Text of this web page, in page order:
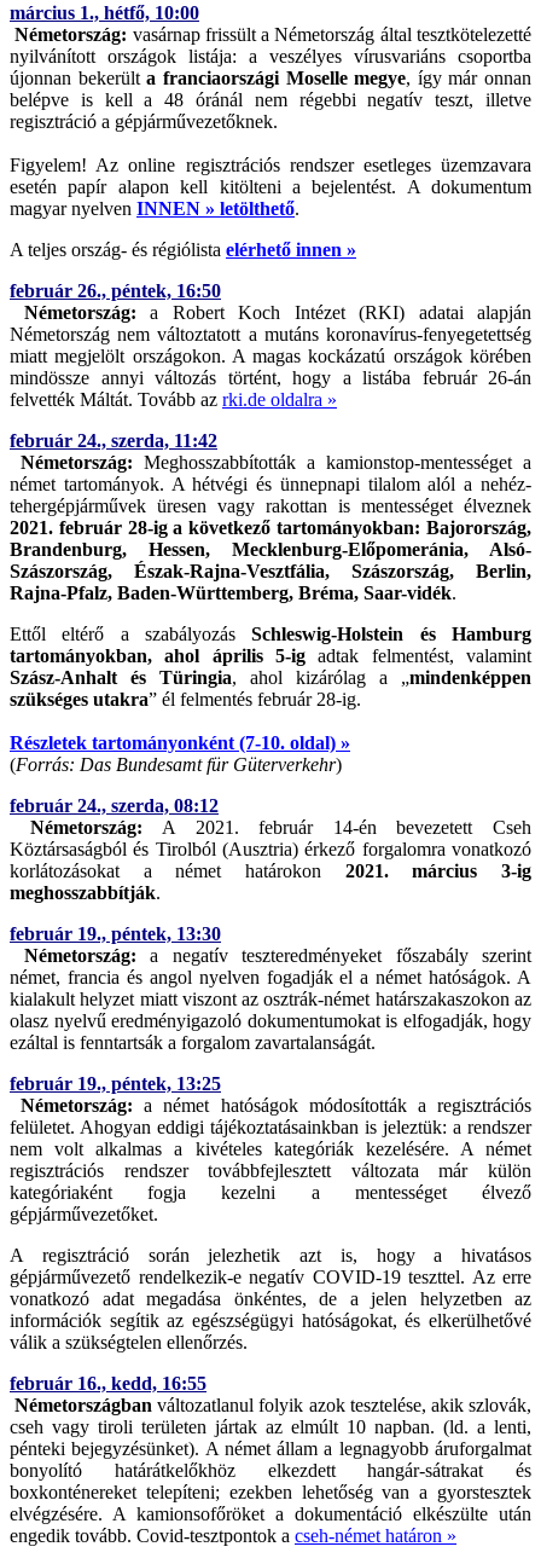
március 1., hétfő, 10:00
Németország: vasárnap frissült a Németország által tesztkötelezetté
nyilvánított országok listája: a veszélyes vírusvariáns csoportba
újonnan bekerülta franciaországi Moselle megye, így már onnan
belépve is kell a 48 óránál nem régebbi negatív teszt, illetve
regisztráció a gépjárművezetőknek.
Figyelem! Az online regisztrációs rendszer esetleges üzemzavara
esetén papír alapon kell kitölteni a bejelentést. A dokumentum
magyar nyelven INNEN » letölthető.
A teljes ország- és régiólista elérhető innen »
február 26., péntek, 16:50
Németország: a Robert Koch Intézet (RKI) adatai alapján
Németország nem változtatott a mutáns koronavírus-fenyegetettség
miatt megjelölt országokon. A magas kockázatú országok körében
mindössze annyi változás történt, hogy a listába február 26-án
felvették Máltát. Tovább az rki.de oldalra »
február 24., szerda, 11:42
Németország: Meghosszabbították a kamionstop-mentességet a
német tartományok. A hétvégi és ünnepnapi tilalom alól a nehéz-
tehergépjárművek üresen vagy rakottan is mentességet élveznek
2021. február 28-ig a következő tartományokban: Bajorország,
Brandenburg, Hessen, Mecklenburg-Előpomeránia, Alsó-
Szászország, Észak-Rajna-Vesztfália, Szászország, Berlin,
Rajna-Pfalz, Baden-Württemberg, Bréma, Saar-vidék.
Ettől eltérő a szabályozásSchleswig-Holstein és Hamburg
tartományokban, ahol április 5-ig adtak felmentést, valamint
Szász-Anhalt és Türingia, ahol kizárólag a „mindenképpen
szükséges utakra” él felmentés február 28-ig.
Részletek tartományonként (7-10. oldal) »
(Forrás: Das Bundesamt für Güterverkehr)
február 24., szerda, 08:12
Németország: A 2021. február 14-én bevezetett Cseh
Köztársaságból és Tirolból (Ausztria) érkező forgalomra vonatkozó
korlátozásokat a német határokon 2021. március 3-ig
meghosszabbítják.
február 19., péntek, 13:30
Németország: a negatív teszteredményeket főszabály szerint
német, francia és angol nyelven fogadják el a német hatóságok. A
kialakult helyzet miatt viszont az osztrák-német határszakaszokon az
olasz nyelvű eredményigazoló dokumentumokat is elfogadják, hogy
ezáltal is fenntartsák a forgalom zavartalanságát.
február 19., péntek, 13:25
Németország: a német hatóságok módosították a regisztrációs
felületet. Ahogyan eddigi tájékoztatásainkban is jeleztük: a rendszer
nem volt alkalmas a kivételes kategóriák kezelésére. A német
regisztrációs rendszer továbbfejlesztett változata már külön
kategóriaként fogja kezelni a mentességet élvező
gépjárművezetőket.
A regisztráció során jelezhetik azt is, hogy a hivatásos
gépjárművezető rendelkezik-e negatív COVID-19 teszttel. Az erre
vonatkozó adat megadása önkéntes, de a jelen helyzetben az
információk segítik az egészségügyi hatóságokat, és elkerülhetővé
válik a szükségtelen ellenőrzés.
február 16., kedd, 16:55
Németországban változatlanul folyik azok tesztelése, akik szlovák,
cseh vagy tiroli területen jártak az elmúlt 10 napban. (ld. a lenti,
pénteki bejegyzésünket). A német állam a legnagyobb áruforgalmat
bonyolító határátkelőkhöz elkezdett hangár-sátrakat és
boxkonténereket telepíteni; ezekben lehetőség van a gyorstesztek
elvégzésére. A kamionsofőröket a dokumentáció elkészülte után
engedik tovább. Covid-tesztpontok a cseh-német határon »